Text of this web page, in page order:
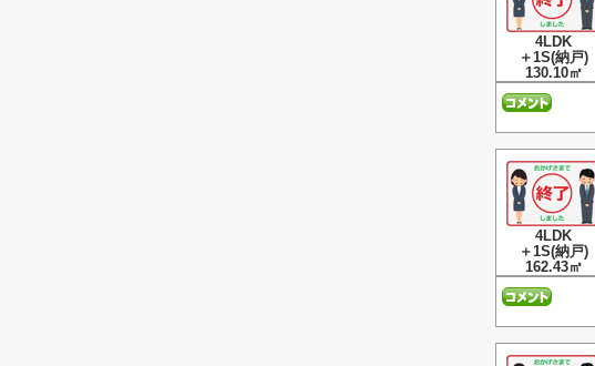
4LDK
＋1S(納戸)
130.10㎡
4LDK
＋1S(納戸)
162.43㎡